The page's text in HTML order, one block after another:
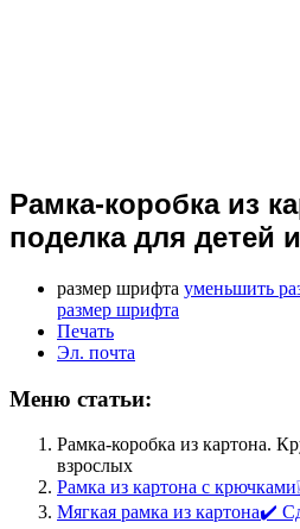
Рамка-коробка из
поделка для детей
размер шрифта уменьшить
размер шрифта
Печать
Эл. почта
Меню статьи:
Рамка-коробка из картона.
взрослых
Рамка из картона с
Мягкая рамка из картона✔️